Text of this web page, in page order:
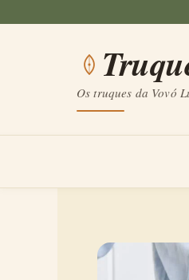
conteúdoOs truques da Vovó